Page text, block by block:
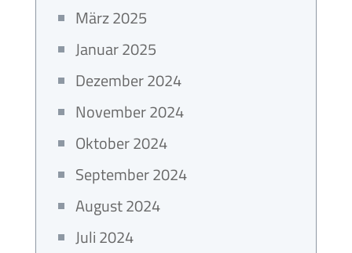
März 2025
Januar 2025
Dezember 2024
November 2024
Oktober 2024
September 2024
August 2024
Juli 2024